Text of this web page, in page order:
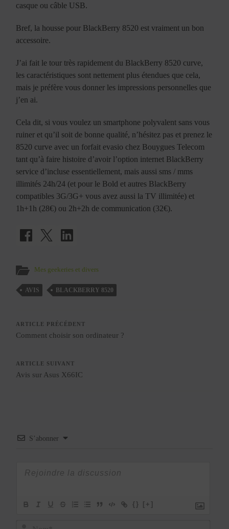
casque ou câble USB.
Bref, la housse pour BlackBerry 8520 est vraiment un bon
accessoire.
J’ai fait le tour très rapidement du BlackBerry 8520 curve,
les caractéristiques sont nettement plus étendues que cela,
mais je préfère vous donner les impressions personnelles que
j’en ai.
Cela dit, si vous voulez un smartphone polyvalent sans vous
ruiner et qu’il soit de bonne qualité, n’hésitez pas et prenez le
8520 curve avec un forfait evasio chez Bouygues Telecom
tant qu’à faire histoire d’avoir l’option internet BlackBerry
service d’incluse essentiellement, mais aussi sms / mms
illimités 24h/24 (et pour le Bold et autres BlackBerry
compatibles 3G/3G+ vous avez aussi la TV illimitée) et
1h+1h (28€) ou 2h+2h de communication (32€).
Mes geekeries et divers
AVIS BLACKBERRY 8520
ARTICLE PRÉCÉDENT
Comment choisir son ordinateur ?
ARTICLE SUIVANT
Avis sur Asus X66IC
S’abonner
{} [+]